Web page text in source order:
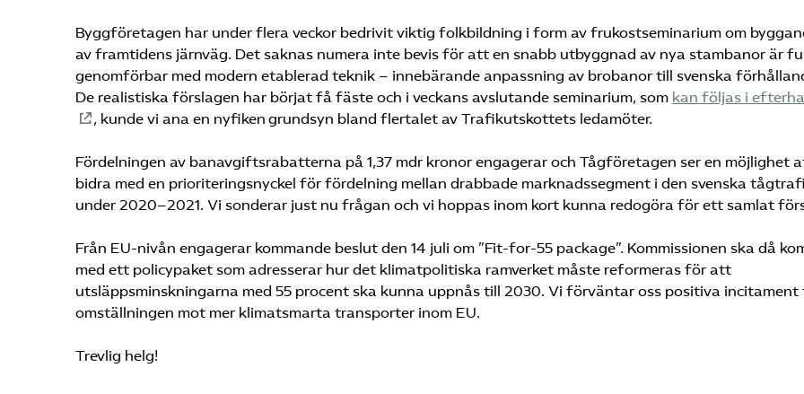
Byggföretagen har under flera veckor bedrivit viktig folkbildning i form av frukostseminarium om
av framtidens järnväg. Det saknas numera inte bevis för att en snabb utbyggnad av nya stambanor är
genomförbar med modern etablerad teknik – innebärande anpassning av brobanor till svenska
De realistiska förslagen har börjat få fäste och i veckans avslutande seminarium, som kan följas i
, kunde vi ana en nyfiken grundsyn bland flertalet av Trafikutskottets ledamöter.
Fördelningen av banavgiftsrabatterna på 1,37 mdr kronor engagerar och Tågföretagen ser en möjlighet
bidra med en prioriteringsnyckel för fördelning mellan drabbade marknadssegment i den svenska
under 2020–2021. Vi sonderar just nu frågan och vi hoppas inom kort kunna redogöra för ett samlat
Från EU-nivån engagerar kommande beslut den 14 juli om ”Fit-for-55 package”. Kommissionen ska då
med ett policypaket som adresserar hur det klimatpolitiska ramverket måste reformeras för att
utsläppsminskningarna med 55 procent ska kunna uppnås till 2030. Vi förväntar oss positiva incitament
omställningen mot mer klimatsmarta transporter inom EU.
Trevlig helg!